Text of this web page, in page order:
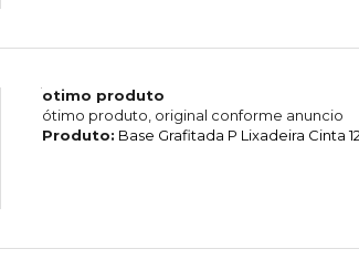
otimo produto
ótimo produto, original conforme anuncio
Produto: Base Grafitada P Lixadeira Cinta